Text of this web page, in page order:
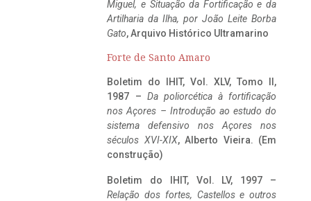
Miguel, e Situação da Fortificação e da
Artilharia da Ilha, por João Leite Borba
Gato, Arquivo Histórico Ultramarino
Forte de Santo Amaro
Boletim do IHIT, Vol. XLV, Tomo II,
1987 – Da poliorcética à fortificação
nos Açores – Introdução ao estudo do
sistema defensivo nos Açores nos
séculos XVI-XIX, Alberto Vieira. (Em
construção)
Boletim do IHIT, Vol. LV, 1997 –
Relação dos fortes, Castellos e outros